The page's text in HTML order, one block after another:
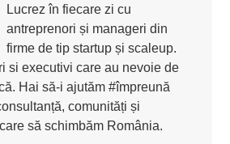
Lucrez în fiecare zi cu
antreprenori și manageri din
firme de tip startup și scaleup.
si executivi care au nevoie de
Hai să-i ajutăm #împreună
comunități și
să schimbăm România.